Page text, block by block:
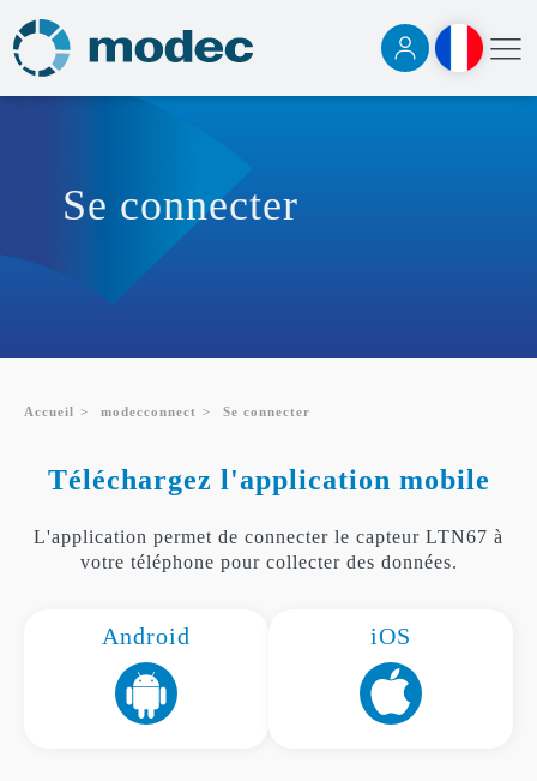
Se connecter
Accueil > modecconnect > Se connecter
Téléchargez l'application mobile
L'application permet de connecter le capteur LTN67 à
votre téléphone pour collecter des données.
Android iOS